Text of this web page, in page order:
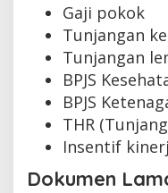
Gaji pokok
Tunjangan
Tunjangan
BPJS
BPJS
THR
Insentif
Dokumen